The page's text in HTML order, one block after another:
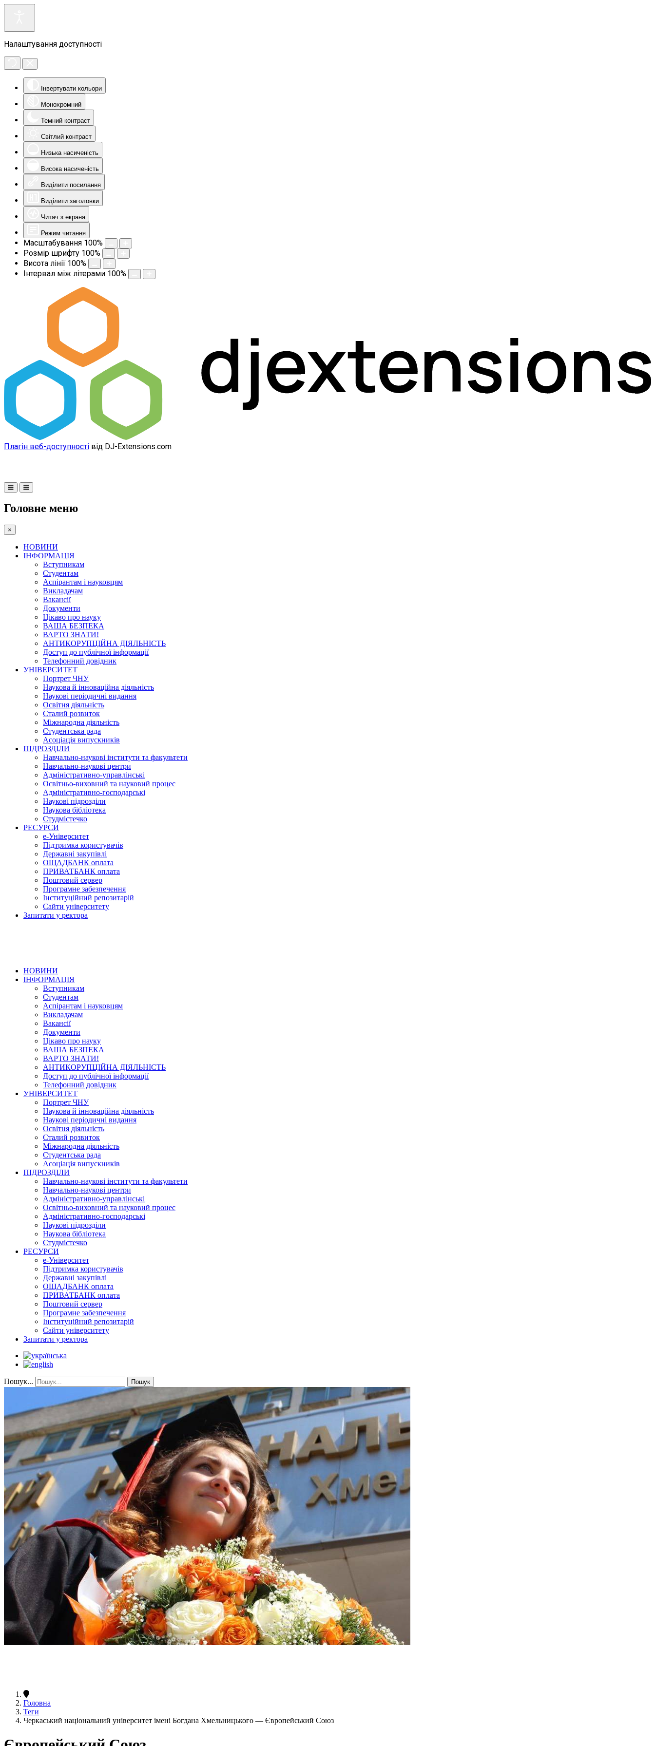
Налаштування доступності
Інвертувати кольори
Монохромний
Темний контраст
Світлий контраст
Низька насиченість
Висока насиченість
Виділити посилання
Виділити заголовки
Читач з екрана
Режим читання
Масштабування 100%
Розмір шрифту 100%
Висота лінії 100%
Інтервал між літерами 100%
Плагін веб-доступності від DJ-Extensions.com
Головне меню
×
НОВИНИ
ІНФОРМАЦІЯ
Вступникам
Студентам
Аспірантам і науковцям
Викладачам
Вакансії
Документи
Цікаво про науку
ВАША БЕЗПЕКА
ВАРТО ЗНАТИ!
АНТИКОРУПЦІЙНА ДІЯЛЬНІСТЬ
Доступ до публічної інформації
Телефонний довідник
УНІВЕРСИТЕТ
Портрет ЧНУ
Наукова й інноваційна діяльність
Наукові періодичні видання
Освітня діяльність
Сталий розвиток
Міжнародна діяльність
Студентська рада
Асоціація випускників
ПІДРОЗДІЛИ
Навчально-наукові інститути та факультети
Навчально-наукові центри
Адміністративно-управлінські
Освітньо-виховний та науковий процес
Адміністративно-господарські
Наукові підрозділи
Наукова бібліотека
Студмістечко
РЕСУРСИ
е-Університет
Підтримка користувачів
Державні закупівлі
ОЩАДБАНК оплата
ПРИВАТБАНК оплата
Поштовий сервер
Програмне забезпечення
Інституційний репозитарій
Сайти університету
Запитати у ректора
НОВИНИ
ІНФОРМАЦІЯ
Вступникам
Студентам
Аспірантам і науковцям
Викладачам
Вакансії
Документи
Цікаво про науку
ВАША БЕЗПЕКА
ВАРТО ЗНАТИ!
АНТИКОРУПЦІЙНА ДІЯЛЬНІСТЬ
Доступ до публічної інформації
Телефонний довідник
УНІВЕРСИТЕТ
Портрет ЧНУ
Наукова й інноваційна діяльність
Наукові періодичні видання
Освітня діяльність
Сталий розвиток
Міжнародна діяльність
Студентська рада
Асоціація випускників
ПІДРОЗДІЛИ
Навчально-наукові інститути та факультети
Навчально-наукові центри
Адміністративно-управлінські
Освітньо-виховний та науковий процес
Адміністративно-господарські
Наукові підрозділи
Наукова бібліотека
Студмістечко
РЕСУРСИ
е-Університет
Підтримка користувачів
Державні закупівлі
ОЩАДБАНК оплата
ПРИВАТБАНК оплата
Поштовий сервер
Програмне забезпечення
Інституційний репозитарій
Сайти університету
Запитати у ректора
Пошук... Пошук
Головна
Теги
Черкаський національний університет імені Богдана Хмельницького — Європейський Союз